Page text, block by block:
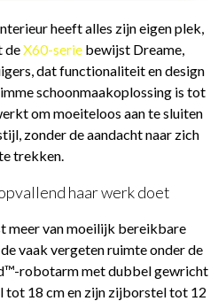
heeft alles zijn eigen plek,
deX60-serie bewijst Dreame,
dat functionaliteit en design
schoonmaakoplossing is tot
om moeiteloos aan te sluiten
zonder de aandacht naar zich
trekken.
haar werk doet
meer van moeilijk bereikbare
vaak vergeten ruimte onder de
robotarm met dubbel gewricht
tot 18 cm en zijn zijborstel tot 12